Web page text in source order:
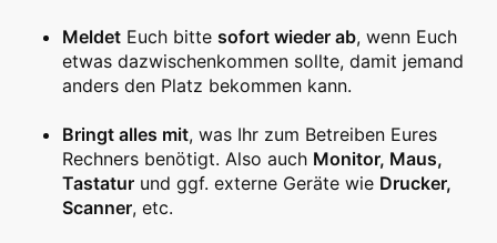
Meldet Euch bitte sofort wieder ab, wenn Euch
etwas dazwischenkommen sollte, damit jemand
anders den Platz bekommen kann.
Bringt alles mit, was Ihr zum Betreiben Eures
Rechners benötigt. Also auch Monitor, Maus,
Tastatur und ggf. externe Geräte wie Drucker,
Scanner, etc.